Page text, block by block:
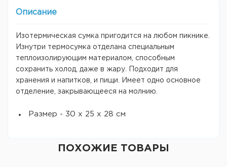
Описание
Изотермическая сумка пригодится на любом пикнике.
Изнутри термосумка отделана специальным
теплоизолирующим материалом, способным
сохранить холод, даже в жару. Подходит для
хранения и напитков, и пищи. Имеет одно основное
отделение, закрывающееся на молнию.
Размер - 30 х 25 х 28 см
ПОХОЖИЕ ТОВАРЫ